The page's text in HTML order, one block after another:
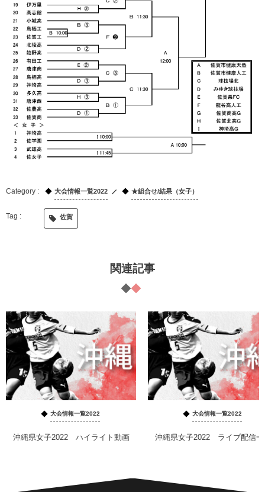
大会情報一覧2022 ★組合せ/結果（女子）
佐賀
関連記事
大会情報一覧2022
沖縄県女子2022 ハイライト動画
大会情報一覧2022
沖縄県女子2022 ライブ配信一